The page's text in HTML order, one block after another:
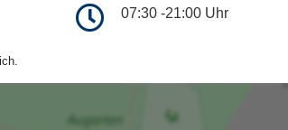
07:30 -21:00 Uhr